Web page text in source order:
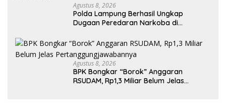
Agustus 8, 2026
Polda Lampung Berhasil Ungkap
Dugaan Peredaran Narkoba di
Pelaku Diamankan
Agustus 8, 2026
BPK Bongkar “Borok” Anggaran
RSUDAM, Rp1,3 Miliar Belum Jelas